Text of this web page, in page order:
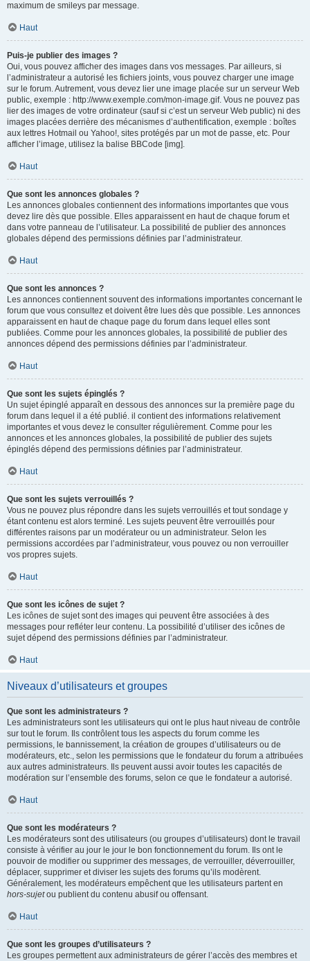
maximum de smileys par message.
Haut
Puis-je publier des images ?
Oui, vous pouvez afficher des images dans vos messages. Par ailleurs, si
l’administrateur a autorisé les fichiers joints, vous pouvez charger une image
sur le forum. Autrement, vous devez lier une image placée sur un serveur Web
public, exemple : http://www.exemple.com/mon-image.gif. Vous ne pouvez pas
lier des images de votre ordinateur (sauf si c’est un serveur Web public) ni des
images placées derrière des mécanismes d’authentification, exemple : boîtes
aux lettres Hotmail ou Yahoo!, sites protégés par un mot de passe, etc. Pour
afficher l’image, utilisez la balise BBCode [img].
Haut
Que sont les annonces globales ?
Les annonces globales contiennent des informations importantes que vous
devez lire dès que possible. Elles apparaissent en haut de chaque forum et
dans votre panneau de l’utilisateur. La possibilité de publier des annonces
globales dépend des permissions définies par l’administrateur.
Haut
Que sont les annonces ?
Les annonces contiennent souvent des informations importantes concernant le
forum que vous consultez et doivent être lues dès que possible. Les annonces
apparaissent en haut de chaque page du forum dans lequel elles sont
publiées. Comme pour les annonces globales, la possibilité de publier des
annonces dépend des permissions définies par l’administrateur.
Haut
Que sont les sujets épinglés ?
Un sujet épinglé apparaît en dessous des annonces sur la première page du
forum dans lequel il a été publié. il contient des informations relativement
importantes et vous devez le consulter régulièrement. Comme pour les
annonces et les annonces globales, la possibilité de publier des sujets
épinglés dépend des permissions définies par l’administrateur.
Haut
Que sont les sujets verrouillés ?
Vous ne pouvez plus répondre dans les sujets verrouillés et tout sondage y
étant contenu est alors terminé. Les sujets peuvent être verrouillés pour
différentes raisons par un modérateur ou un administrateur. Selon les
permissions accordées par l’administrateur, vous pouvez ou non verrouiller
vos propres sujets.
Haut
Que sont les icônes de sujet ?
Les icônes de sujet sont des images qui peuvent être associées à des
messages pour refléter leur contenu. La possibilité d’utiliser des icônes de
sujet dépend des permissions définies par l’administrateur.
Haut
Niveaux d’utilisateurs et groupes
Que sont les administrateurs ?
Les administrateurs sont les utilisateurs qui ont le plus haut niveau de contrôle
sur tout le forum. Ils contrôlent tous les aspects du forum comme les
permissions, le bannissement, la création de groupes d’utilisateurs ou de
modérateurs, etc., selon les permissions que le fondateur du forum a attribuées
aux autres administrateurs. Ils peuvent aussi avoir toutes les capacités de
modération sur l’ensemble des forums, selon ce que le fondateur a autorisé.
Haut
Que sont les modérateurs ?
Les modérateurs sont des utilisateurs (ou groupes d’utilisateurs) dont le travail
consiste à vérifier au jour le jour le bon fonctionnement du forum. Ils ont le
pouvoir de modifier ou supprimer des messages, de verrouiller, déverrouiller,
déplacer, supprimer et diviser les sujets des forums qu’ils modèrent.
Généralement, les modérateurs empêchent que les utilisateurs partent en
hors-sujetou publient du contenu abusif ou offensant.
Haut
Que sont les groupes d’utilisateurs ?
Les groupes permettent aux administrateurs de gérer l’accès des membres et